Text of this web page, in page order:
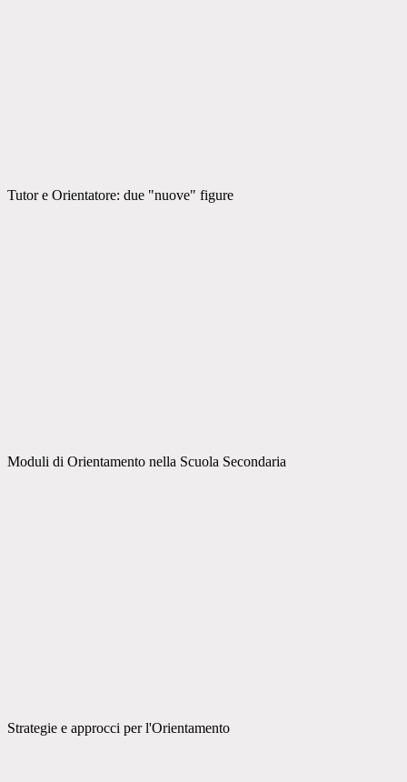
Tutor e Orientatore: due "nuove" figure
Moduli di Orientamento nella Scuola Secondaria
Strategie e approcci per l'Orientamento